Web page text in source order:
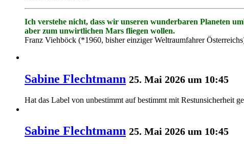
Ich verstehe nicht, dass wir unseren wunderbaren Planeten
aber zum unwirtlichen Mars fliegen wollen.
Franz Viehböck (*1960, bisher einziger Weltraumfahrer
Sabine Flechtmann 25. Mai 2026 um 10:45
Hat das Label von unbestimmtaufbestimmt mit Restunsicherheit
Sabine Flechtmann 25. Mai 2026 um 10:45